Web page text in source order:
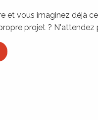
et vous imaginez déjà
projet ? N'attendez